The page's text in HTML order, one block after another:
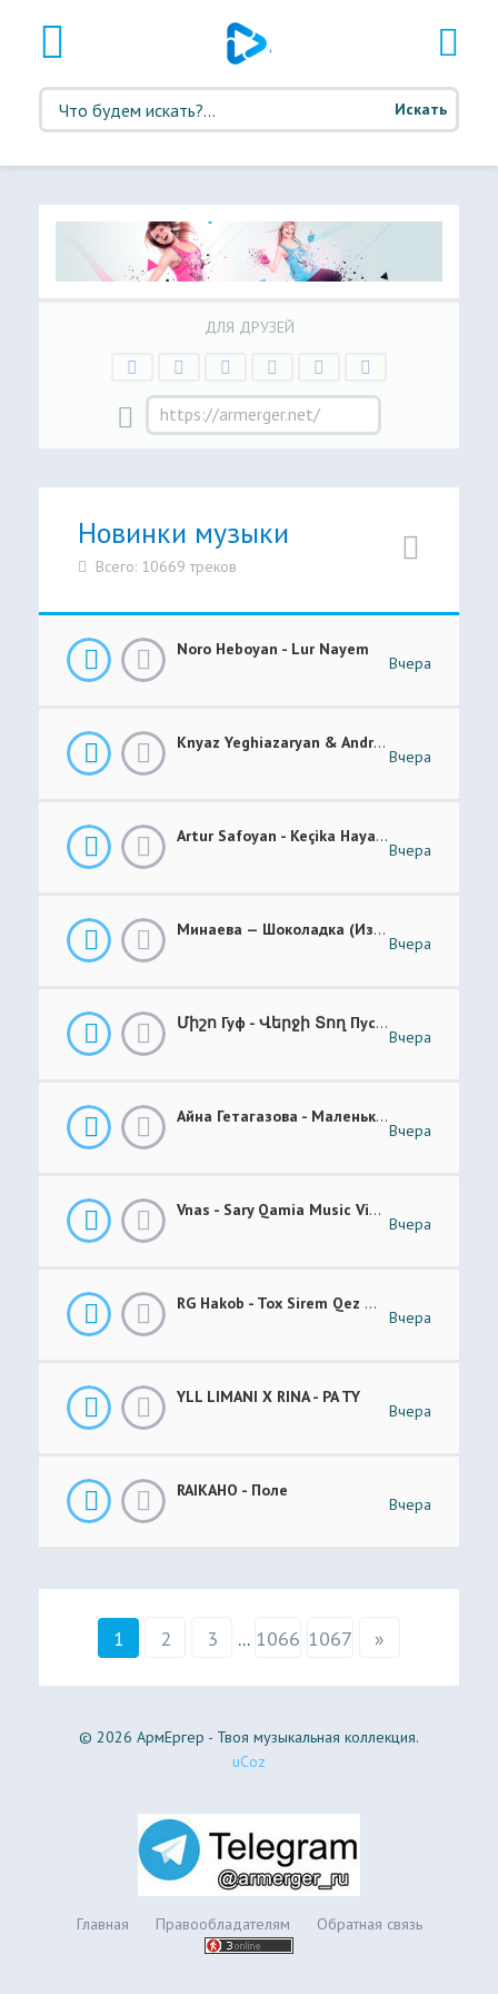
Искать
ДЛЯ ДРУЗЕЙ
Новинки музыки
Всего: 10669 треков
Noro Heboyan - Lur Nayem
Вчера
Knyaz Yeghiazaryan & Andranik Sirakanyan - Arevi Pes New 2026
Вчера
Artur Safoyan - Keçika Hayastanê
Вчера
Минаева — Шоколадка (Из Шоу Соль.Легенда)
Вчера
Միշո Гуф - Վերջի Տող Пусто _ Prod. NAYOGE
Вчера
Айна Гетагазова - Маленькая Ладонь
Вчера
Vnas - Sary Qamia Music Video Վնաս - Սառը Քամիա
Вчера
RG Hakob - Tox Sirem Qez Թող Սիրեմ Քեզ
Вчера
YLL LIMANI X RINA - PA TY
Вчера
RAIKAHO - Поле
Вчера
1 2 3 ... 1066 1067 »
© 2026 АрмЕргер - Твоя музыкальная коллекция.
uCoz
Главная Правообладателям Обратная связь